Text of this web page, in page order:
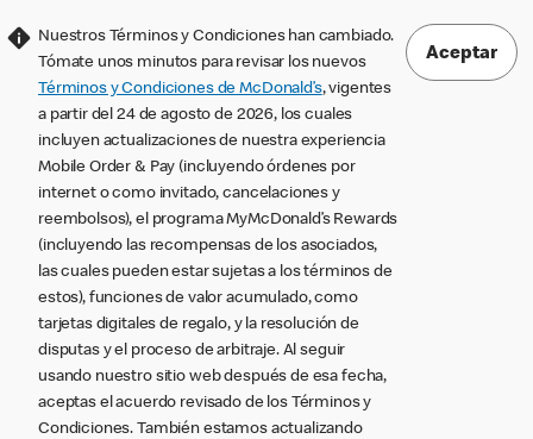
Nuestros Términos y Condiciones han cambiado.
Tómate unos minutos para revisar los nuevos
Términos y Condiciones de McDonald’s, vigentes
a partir del 24 de agosto de 2026, los cuales
incluyen actualizaciones de nuestra experiencia
Mobile Order & Pay (incluyendo órdenes por
internet o como invitado, cancelaciones y
reembolsos), el programa MyMcDonald’s Rewards
(incluyendo las recompensas de los asociados,
las cuales pueden estar sujetas a los términos de
estos), funciones de valor acumulado, como
tarjetas digitales de regalo, y la resolución de
disputas y el proceso de arbitraje. Al seguir
usando nuestro sitio web después de esa fecha,
aceptas el acuerdo revisado de los Términos y
Condiciones. También estamos actualizando
Aceptar